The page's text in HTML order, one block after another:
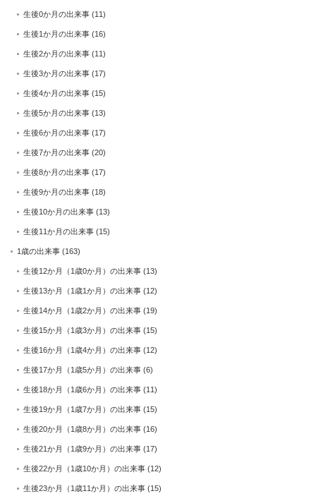
生後0か月の出来事 (11)
生後1か月の出来事 (16)
生後2か月の出来事 (11)
生後3か月の出来事 (17)
生後4か月の出来事 (15)
生後5か月の出来事 (13)
生後6か月の出来事 (17)
生後7か月の出来事 (20)
生後8か月の出来事 (17)
生後9か月の出来事 (18)
生後10か月の出来事 (13)
生後11か月の出来事 (15)
1歳の出来事 (163)
生後12か月（1歳0か月）の出来事 (13)
生後13か月（1歳1か月）の出来事 (12)
生後14か月（1歳2か月）の出来事 (19)
生後15か月（1歳3か月）の出来事 (15)
生後16か月（1歳4か月）の出来事 (12)
生後17か月（1歳5か月）の出来事 (6)
生後18か月（1歳6か月）の出来事 (11)
生後19か月（1歳7か月）の出来事 (15)
生後20か月（1歳8か月）の出来事 (16)
生後21か月（1歳9か月）の出来事 (17)
生後22か月（1歳10か月）の出来事 (12)
生後23か月（1歳11か月）の出来事 (15)